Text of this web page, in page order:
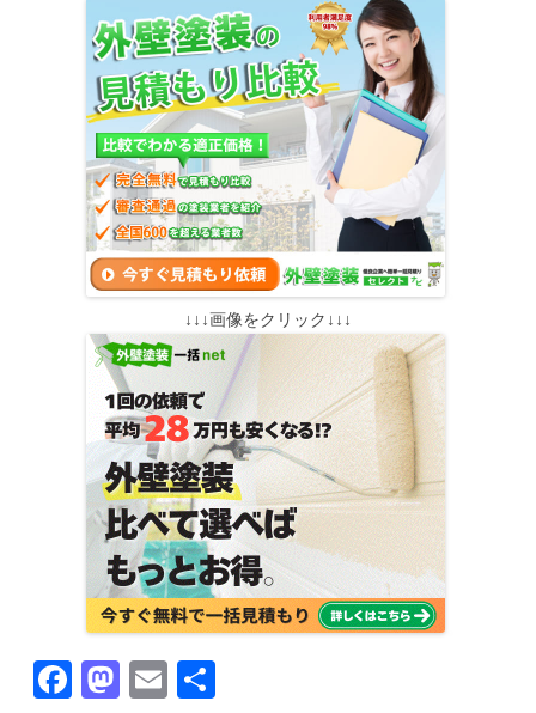
↓↓↓画像をクリック↓↓↓
F M E